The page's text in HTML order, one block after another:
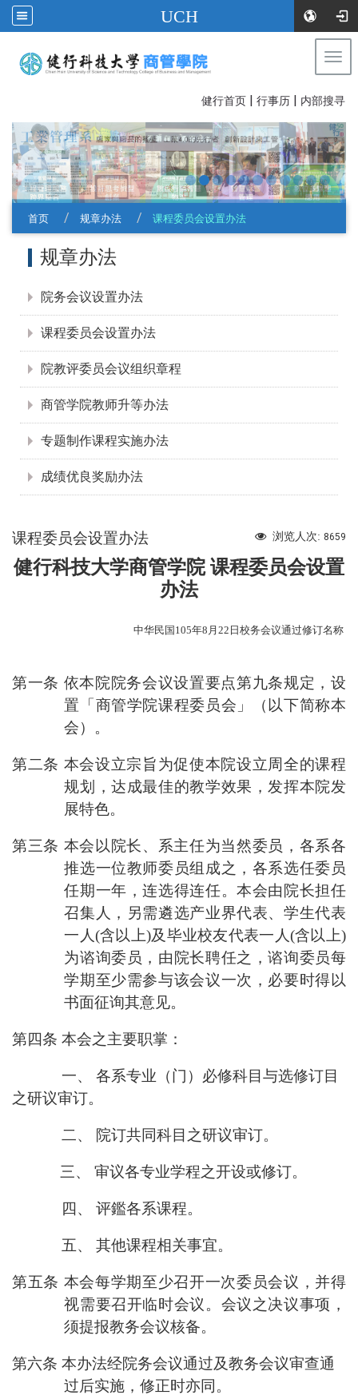
UCH
健行首页 | 行事历 | 内部搜寻
首页 规章办法 课程委员会设置办法
规章办法
院务会议设置办法
课程委员会设置办法
院教评委员会议组织章程
商管学院教师升等办法
专题制作课程实施办法
成绩优良奖励办法
浏览人次: 8659
课程委员会设置办法
健行科技大学商管学院 课程委员会设置
办法
中华民国 105年8 月 22 日校务会议通过修订名称
第一条 依本院院务会议设置要点第九条规定，设
置「商管学院课程委员会」（以下简称本
会）。
第二条 本会设立宗旨为促使本院设立周全的课程
规划，达成最佳的教学效果，发挥本院发
展特色。
第三条 本会以院长、系主任为当然委员，各系各
推选一位教师委员组成之，各系选任委员
任期一年，连选得连任。本会由院长担任
召集人，另需遴选产业界代表、学生代表
一人(含以上)及毕业校友代表一人(含以上)
为谘询委员，由院长聘任之，谘询委员每
学期至少需参与该会议一次，必要时得以
书面征询其意见。
第四条 本会之主要职掌：
一、 各系专业（门）必修科目与选修订目
之研议审订。
二、 院订共同科目之研议审订。
三、 审议各专业学程之开设或修订。
四、 评鑑各系课程。
五、 其他课程相关事宜。
第五条 本会每学期至少召开一次委员会议，并得
视需要召开临时会议。会议之决议事项，
须提报教务会议核备。
第六条 本办法经院务会议通过及教务会议审查通
过后实施，修正时亦同。